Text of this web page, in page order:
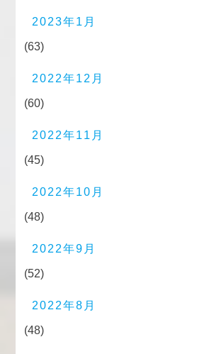
2023年1月
(63)
2022年12月
(60)
2022年11月
(45)
2022年10月
(48)
2022年9月
(52)
2022年8月
(48)